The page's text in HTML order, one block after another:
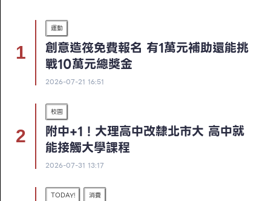
運動
創意造筏免費報名 有1萬元補助還能挑
戰10萬元總獎金
2026-07-21 16:51
校園
附中+1！大理高中改隸北市大 高中就
能接觸大學課程
2026-07-31 13:17
TODAY! 消費